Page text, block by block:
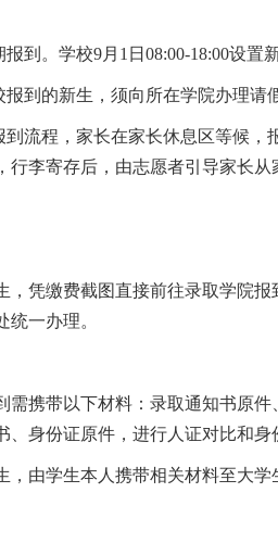
到。学校9月1日08:00-18:00设置
报到的新生，须向所在学院办理请
到流程，家长在家长休息区等候
行李寄存后，由志愿者引导家长
，凭缴费截图直接前往录取学院
一办理。
需携带以下材料：录取通知书原
、身份证原件，进行人证对比和身
，由学生本人携带相关材料至大学